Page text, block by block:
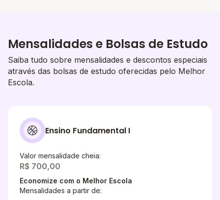
Mensalidades e Bolsas de Estudo
Saiba tudo sobre mensalidades e descontos especiais
através das bolsas de estudo oferecidas pelo Melhor
Escola.
Ensino Fundamental I
Valor mensalidade cheia:
R$ 700,00
Economize com o Melhor Escola
Mensalidades a partir de: